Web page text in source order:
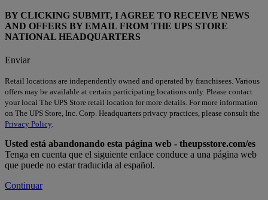
BY CLICKING SUBMIT, I AGREE TO RECEIVE NEWS
AND OFFERS BY EMAIL FROM THE UPS STORE
NATIONAL HEADQUARTERS
Enviar
Retail locations are independently owned and operated by franchisees. Various
offers may be available at certain participating locations only. Please contact
your local The UPS Store retail location for more details. For more information
on The UPS Store, Inc. Corp. Headquarters privacy practices, please consult the
Privacy Policy.
Usted está abandonando esta página web - theupsstore.com/es
Tenga en cuenta que el siguiente enlace conduce a una página web
que puede no estar traducida al español.
Continuar